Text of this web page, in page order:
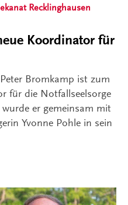
Recklinghausen
Koordinator für
Bromkamp ist zum
für die Notfallseelsorge
er gemeinsam mit
Yvonne Pohle in sein